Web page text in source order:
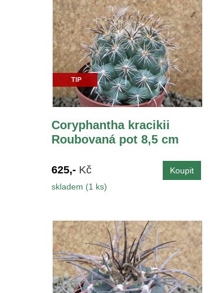
TIP
Coryphantha kracikii
Roubovaná pot 8,5 cm
625,- Kč
skladem (1 ks)